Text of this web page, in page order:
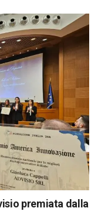
premiata dalla